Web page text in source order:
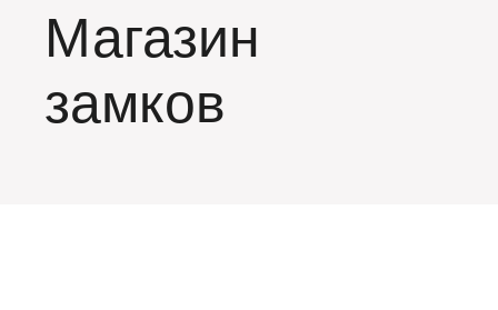
Магазин
замков